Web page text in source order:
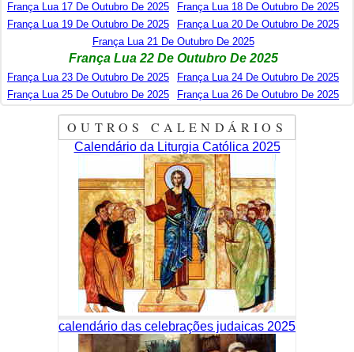
França Lua 17 De Outubro De 2025
França Lua 18 De Outubro De 2025
França Lua 19 De Outubro De 2025
França Lua 20 De Outubro De 2025
França Lua 21 De Outubro De 2025
França Lua 22 De Outubro De 2025
França Lua 23 De Outubro De 2025
França Lua 24 De Outubro De 2025
França Lua 25 De Outubro De 2025
França Lua 26 De Outubro De 2025
OUTROS CALENDÁRIOS
Calendário da Liturgia Católica 2025
calendário das celebrações judaicas 2025